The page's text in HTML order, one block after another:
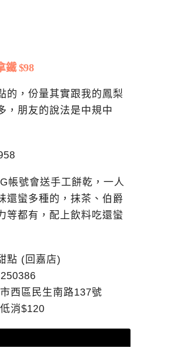
鐵 $98
的，份量其實跟我的鳳梨
，朋友的說法是中規中
帳號會送手工餅乾，一人
還蠻多種的，抹茶、伯爵
等都有，配上飲料吃還蠻
點 (回嘉店)
西區民生南路137號
消$120